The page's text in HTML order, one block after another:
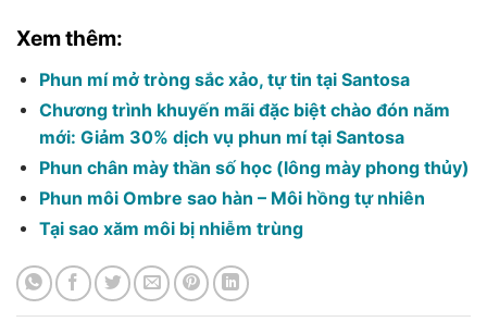
Xem thêm:
Phun mí mở tròng sắc xảo, tự tin tại Santosa
Chương trình khuyến mãi đặc biệt chào đón năm
mới: Giảm 30% dịch vụ phun mí tại Santosa
Phun chân mày thần số học (lông mày phong thủy)
Phun môi Ombre sao hàn – Môi hồng tự nhiên
Tại sao xăm môi bị nhiễm trùng